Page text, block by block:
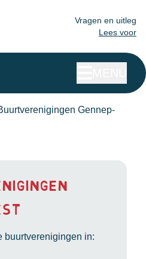
Vragen en uitleg
Lees voor
Gennep-
buurtverenigingen in: